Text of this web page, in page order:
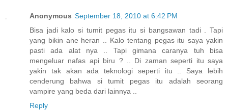
Anonymous September 18, 2010 at 6:42 PM
Bisa jadi kalo si tumit pegas itu si bangsawan tadi . Tapi
yang bikin ane heran .. Kalo tentang pegas itu saya yakin
pasti ada alat nya .. Tapi gimana caranya tuh bisa
mengeluar nafas api biru ? .. Di zaman seperti itu saya
yakin tak akan ada teknologi seperti itu .. Saya lebih
cenderung bahwa si tumit pegas itu adalah seorang
vampire yang beda dari lainnya ..
Reply